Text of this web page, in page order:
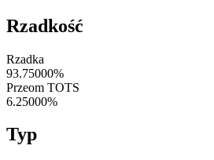
Rzadkość
Rzadka
93.75000%
Przeom TOTS
6.25000%
Typ